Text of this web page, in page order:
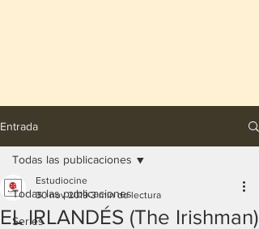
Entrada
Todas las publicaciones
Series
Todas las publicaciones
EL IRLANDÉS (The Irishman)
Estudiocine
30 nov 2019 3 min de lectura